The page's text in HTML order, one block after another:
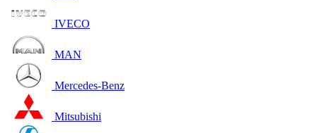
IVECO
MAN
Mercedes-Benz
Mitsubishi